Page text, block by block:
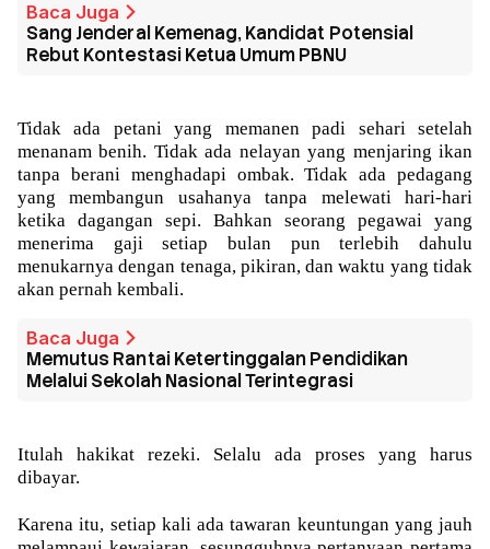
Baca Juga
Sang Jenderal Kemenag, Kandidat Potensial
Rebut Kontestasi Ketua Umum PBNU
Tidak ada petani yang memanen padi sehari setelah
menanam benih. Tidak ada nelayan yang menjaring ikan
tanpa berani menghadapi ombak. Tidak ada pedagang
yang membangun usahanya tanpa melewati hari-hari
ketika dagangan sepi. Bahkan seorang pegawai yang
menerima gaji setiap bulan pun terlebih dahulu
menukarnya dengan tenaga, pikiran, dan waktu yang tidak
akan pernah kembali.
Baca Juga
Memutus Rantai Ketertinggalan Pendidikan
Melalui Sekolah Nasional Terintegrasi
Itulah hakikat rezeki. Selalu ada proses yang harus
dibayar.
Karena itu, setiap kali ada tawaran keuntungan yang jauh